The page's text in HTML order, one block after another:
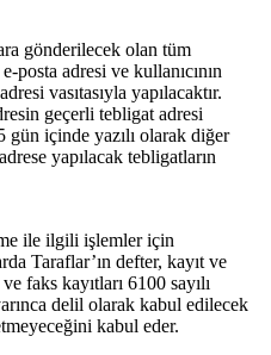
gönderilecek olan tüm
adresi ve kullanıcının
vasıtasıyla yapılacaktır.
geçerli tebligat adresi
içinde yazılı olarak diğer
yapılacak tebligatların
ile ilgili işlemler için
Taraflar’ın defter, kayıt ve
faks kayıtları 6100 sayılı
delil olarak kabul edilecek
kabul eder.